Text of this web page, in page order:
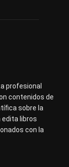
profesional
contenidos de
sobre la
edita libros
con la